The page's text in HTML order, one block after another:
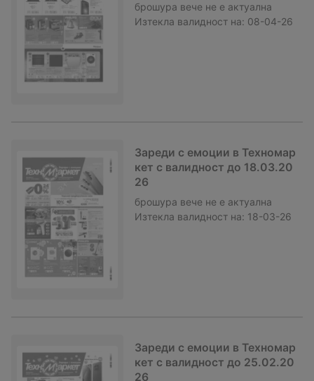
брошура вече не е актуална
Изтекла валидност на: 08-04-26
Зареди с емоции в Техномар
кет с валидност до 18.03.20
26
брошура вече не е актуална
Изтекла валидност на: 18-03-26
Зареди с емоции в Техномар
кет с валидност до 25.02.20
26